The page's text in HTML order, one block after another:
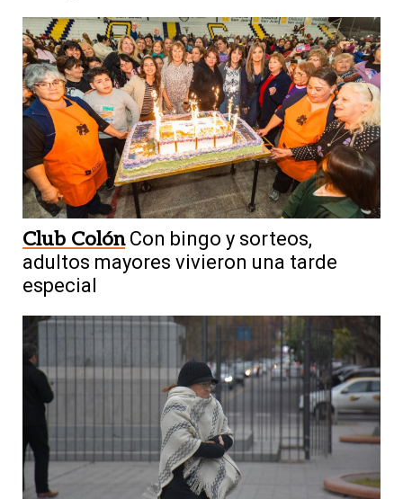
Club Colón Con bingo y sorteos,
adultos mayores vivieron una tarde
especial